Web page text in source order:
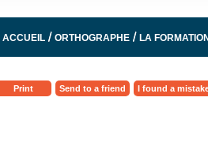
ACCUEIL /ORTHOGRAPHE /LA
Print Send to a friend I found a